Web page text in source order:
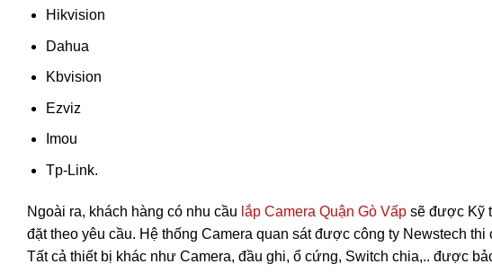
Hikvision
Dahua
Kbvision
Ezviz
Imou
Tp-Link.
Ngoài ra, khách hàng có nhu cầu lắp Camera Quận Gò Vấp sẽ được Kỹ
đặt theo yêu cầu. Hệ thống Camera quan sát được công ty Newstech
Tất cả thiết bị khác như Camera, đầu ghi, ổ cứng, Switch chia,.. được